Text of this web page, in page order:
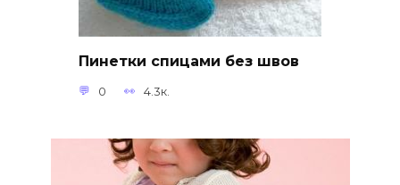
Пинетки спицами без швов
0 4.3к.